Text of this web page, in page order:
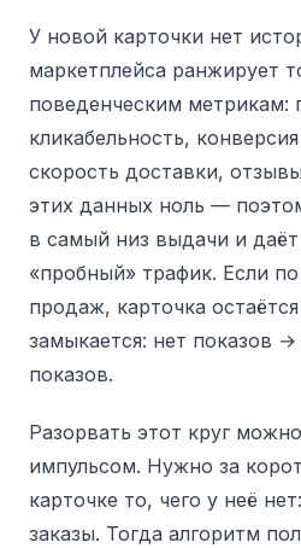
У новой карточки нет
маркетплейса ранжирует
поведенческим метрикам:
кликабельность,
скорость доставки,
этих данных ноль —
в самый низ выдачи и
«пробный» трафик. Если
продаж, карточка
замыкается: нет показов
показов.
Разорвать этот круг
импульсом. Нужно за
карточке то, чего у неё
заказы. Тогда алгоритм